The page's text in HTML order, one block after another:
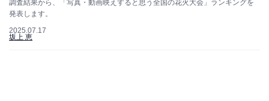
調査結果から、「写真・動画映えすると思う全国の花火大会」ランキングを
発表します。
2025.07.17
坂上 恵